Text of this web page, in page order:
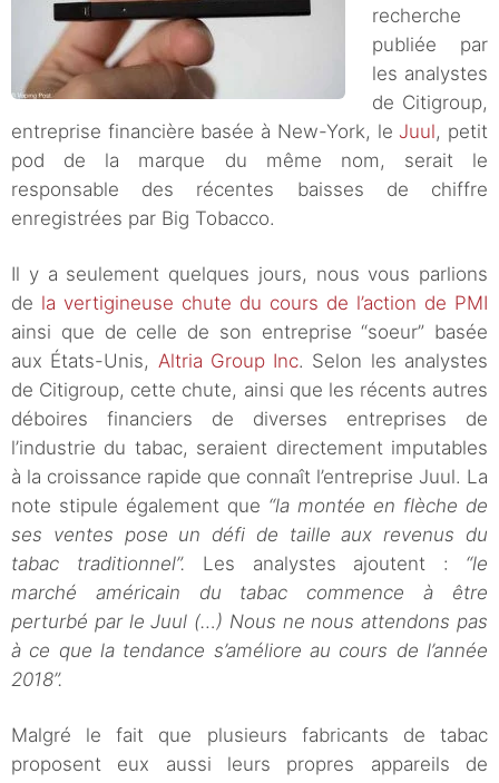
recherche
publiée par
les analystes
de Citigroup,
entreprise financière basée à New-York, leJuul, petit
pod de la marque du même nom, serait le
responsable des récentes baisses de chiffre
enregistrées par Big Tobacco.
Il y a seulement quelques jours, nous vous parlions
de la vertigineuse chute du cours de l’action de PMI
ainsi que de celle de son entreprise “soeur” basée
aux États-Unis, Altria Group Inc. Selon les analystes
de Citigroup, cette chute, ainsi que les récents autres
déboires financiers de diverses entreprises de
l’industrie du tabac, seraient directement imputables
à la croissance rapide que connaît l’entreprise Juul. La
note stipule également que “la montée en flèche de
ses ventes pose un défi de taille aux revenus du
tabac traditionnel”. Les analystes ajoutent : “le
marché américain du tabac commence à être
perturbé par le Juul (…) Nous ne nous attendons pas
à ce que la tendance s’améliore au cours de l’année
2018”.
Malgré le fait que plusieurs fabricants de tabac
proposent eux aussi leurs propres appareils de